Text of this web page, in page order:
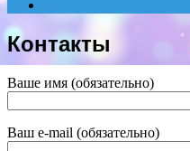
Контакты
Ваше имя (обязательно)
Ваш e-mail (обязательно)